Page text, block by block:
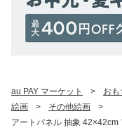
au PAY マーケット > お
絵画
> その他絵画
>
アートパネル 抽象 42×42cm